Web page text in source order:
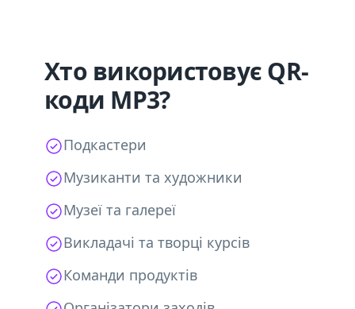
Хто використовує QR-
коди MP3?
Подкастери
Музиканти та художники
Музеї та галереї
Викладачі та творці курсів
Команди продуктів